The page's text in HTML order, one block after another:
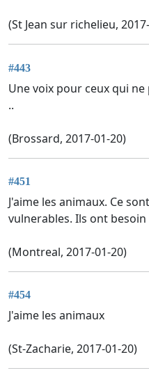
(St Jean sur richelieu,
#443
Une voix pour ceux qui
..
(Brossard, 2017-01-20)
#451
J'aime les animaux. Ce
vulnerables. Ils ont besoin
(Montreal, 2017-01-20)
#454
J'aime les animaux
(St-Zacharie, 2017-01-20)